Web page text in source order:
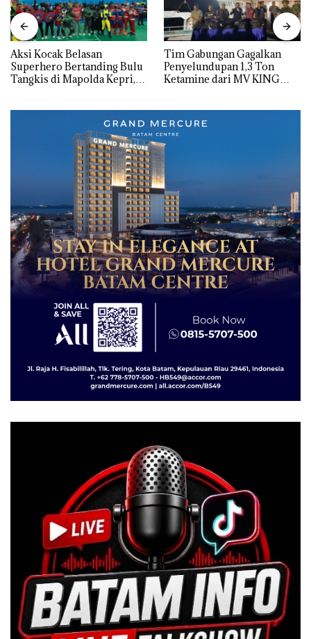
Aksi Kocak Belasan
Superhero Bertanding Bulu
Tangkis di Mapolda Kepri,
Tim Gabungan Gagalkan
Penyelundupan 1,3 Ton
Ketamine dari MV KING